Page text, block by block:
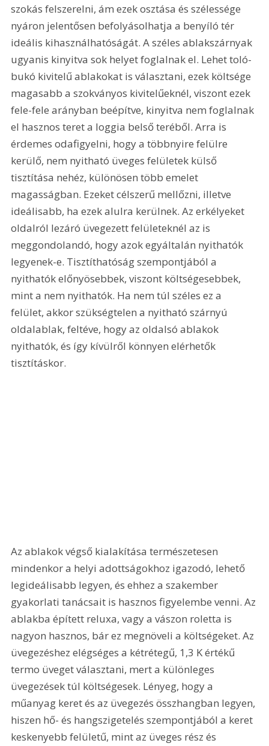
szokás felszerelni, ám ezek osztása és szélessége
nyáron jelentősen befolyásolhatja a benyíló tér
ideális kihasználhatóságát. A széles ablakszárnyak
ugyanis kinyitva sok helyet foglalnak el. Lehet toló-
bukó kivitelű ablakokat is választani, ezek költsége
magasabb a szokványos kivitelűeknél, viszont ezek
fele-fele arányban beépítve, kinyitva nem foglalnak
el hasznos teret a loggia belső teréből. Arra is
érdemes odafigyelni, hogy a többnyire felülre
kerülő, nem nyitható üveges felületek külső
tisztítása nehéz, különösen több emelet
magasságban. Ezeket célszerű mellőzni, illetve
ideálisabb, ha ezek alulra kerülnek. Az erkélyeket
oldalról lezáró üvegezett felületeknél az is
meggondolandó, hogy azok egyáltalán nyithatók
legyenek-e. Tisztíthatóság szempontjából a
nyithatók előnyösebbek, viszont költségesebbek,
mint a nem nyithatók. Ha nem túl széles ez a
felület, akkor szükségtelen a nyitható szárnyú
oldalablak, feltéve, hogy az oldalsó ablakok
nyithatók, és így kívülről könnyen elérhetők
tisztításkor.
Az ablakok végső kialakítása természetesen
mindenkor a helyi adottságokhoz igazodó, lehető
legideálisabb legyen, és ehhez a szakember
gyakorlati tanácsait is hasznos figyelembe venni. Az
ablakba épített reluxa, vagy a vászon roletta is
nagyon hasznos, bár ez megnöveli a költségeket. Az
üvegezéshez elégséges a kétrétegű, 1,3 K értékű
termo üveget választani, mert a különleges
üvegezések túl költségesek. Lényeg, hogy a
műanyag keret és az üvegezés összhangban legyen,
hiszen hő- és hangszigetelés szempontjából a keret
keskenyebb felületű, mint az üveges rész és